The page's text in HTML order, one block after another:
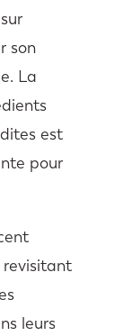
son
La
est
pour
revisitant
leurs